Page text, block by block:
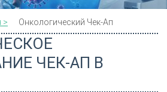
> Онкологический Чек-Ап
ЧЕК-АП В